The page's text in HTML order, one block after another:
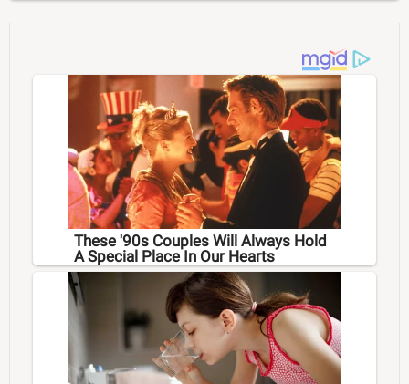
These '90s Couples Will Always Hold
A Special Place In Our Hearts